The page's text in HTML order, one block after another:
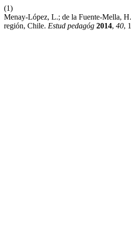
(1)
Menay-López, L.; de la Fuente-Mella,
región, Chile. Estud pedagóg 2014, 40,